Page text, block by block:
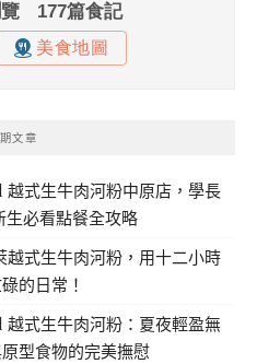
文章
式生牛肉河粉中原店，學長
生必看點餐全攻略
式生牛肉河粉，用十二小時
的日常！
式生牛肉河粉：夏夜輕盈無
型食物的完美撫慰